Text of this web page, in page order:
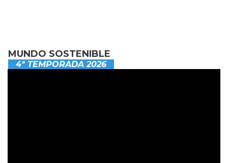
MUNDO SOSTENIBLE
4ª TEMPORADA 2026